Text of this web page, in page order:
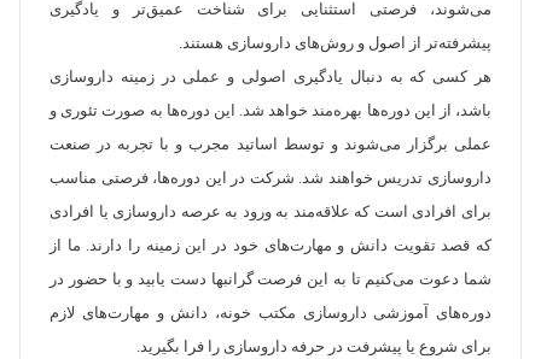
می‌شوند، فرصتی استثنایی برای شناخت عمیق‌تر و یادگیری
پیشرفته‌تر از اصول و روش‌های داروسازی هستند.
هر کسی که به دنبال یادگیری اصولی و عملی در زمینه داروسازی
باشد، از این دوره‌ها بهره‌مند خواهد شد. این دوره‌ها به صورت تئوری و
عملی برگزار می‌شوند و توسط اساتید مجرب و با تجربه در صنعت
داروسازی تدریس خواهند شد. شرکت در این دوره‌ها، فرصتی مناسب
برای افرادی است که علاقه‌مند به ورود به عرصه داروسازی یا افرادی
که قصد تقویت دانش و مهارت‌های خود در این زمینه را دارند. ما از
شما دعوت می‌کنیم تا به این فرصت گرانبها دست یابید و با حضور در
دوره‌های آموزشی داروسازی مکتب خونه، دانش و مهارت‌های لازم
برای شروع یا پیشرفت در حرفه داروسازی را فرا بگیرید.